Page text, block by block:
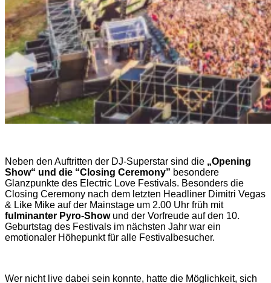
Neben den Auftritten der DJ-Superstar sind die „Opening
Show“ und die “Closing Ceremony” besondere
Glanzpunkte des Electric Love Festivals. Besonders die
Closing Ceremony nach dem letzten Headliner Dimitri Vegas
& Like Mike auf der Mainstage um 2.00 Uhr früh mit
fulminanter Pyro-Showund der Vorfreude auf den 10.
Geburtstag des Festivals im nächsten Jahr war ein
emotionaler Höhepunkt für alle Festivalbesucher.
Wer nicht live dabei sein konnte, hatte die Möglichkeit, sich